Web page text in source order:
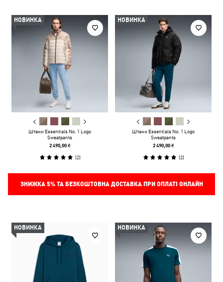
НОВИНКА
Штани Essentials No. 1 Logo
Sweatpants
2 490,00 ₴
(2)
НОВИНКА
Штани Essentials No. 1 Logo
Sweatpants
2 490,00 ₴
(2)
ЗНИЖКА 5%ТА БЕЗКОШТОВНА ДОСТАВКА ПРИ ОПЛАТІ ОНЛАЙН
НОВИНКА НОВИНКА